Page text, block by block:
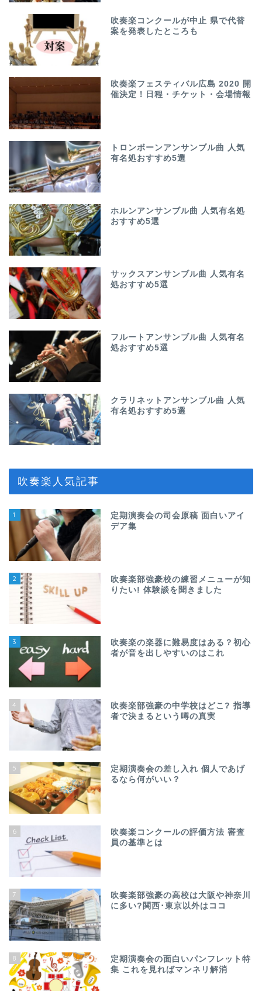
吹奏楽コンクールが中止 県で代替
案を発表したところも
吹奏楽フェスティバル広島 2020 開
催決定！日程・チケット・会場情報
トロンボーンアンサンブル曲 人気
有名処おすすめ5選
ホルンアンサンブル曲 人気有名処
おすすめ5選
サックスアンサンブル曲 人気有名
処おすすめ5選
フルートアンサンブル曲 人気有名
処おすすめ5選
クラリネットアンサンブル曲 人気
有名処おすすめ5選
吹奏楽人気記事
1
定期演奏会の司会原稿 面白いアイ
デア集
2
吹奏楽部強豪校の練習メニューが知
りたい! 体験談を聞きました
3
吹奏楽の楽器に難易度はある？初心
者が音を出しやすいのはこれ
4
吹奏楽部強豪の中学校はどこ? 指導
者で決まるという噂の真実
5
定期演奏会の差し入れ 個人であげ
るなら何がいい？
6
吹奏楽コンクールの評価方法 審査
員の基準とは
7
吹奏楽部強豪の高校は大阪や神奈川
に多い?関西･東京以外はココ
8
定期演奏会の面白いパンフレット特
集 これを見ればマンネリ解消